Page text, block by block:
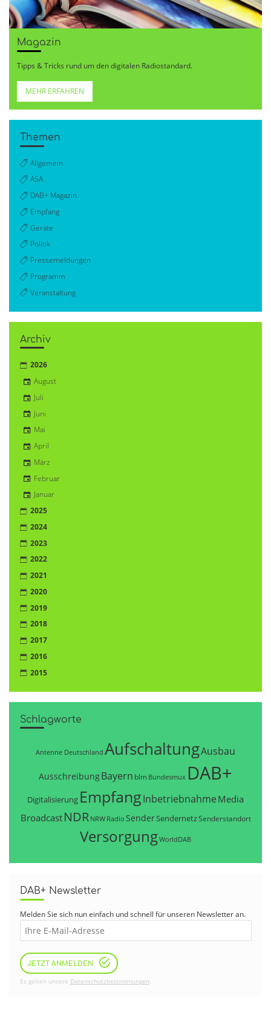
Magazin
Tipps & Tricks rund um den digitalen Radiostandard.
MEHR ERFAHREN
Themen
Allgemein
ASA
DAB+ Magazin
Empfang
Geräte
Politik
Pressemeldungen
Programm
Veranstaltung
Archiv
2026
August
Juli
Juni
Mai
April
März
Februar
Januar
2025
2024
2023
2022
2021
2020
2019
2018
2017
2016
2015
Schlagworte
Antenne Deutschland AufschaltungAusbau
AusschreibungBayern blm Bundesmux DAB+
Digitalisierung EmpfangInbetriebnahme Media
Broadcast NDR NRW Radio SenderSendernetzSenderstandort
VersorgungWorldDAB
DAB+ Newsletter
Melden Sie sich nun einfach und schnell für unseren Newsletter an.
JETZT ANMELDEN
Es gelten unsere Datenschutzbestimmungen.